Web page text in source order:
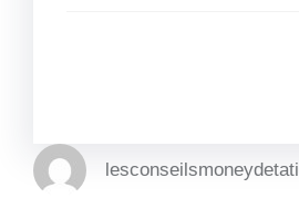
lesconseilsmoneydetati